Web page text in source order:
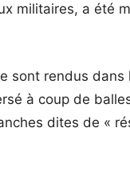
militaires, a été
sont rendus
à coup de
dites de «